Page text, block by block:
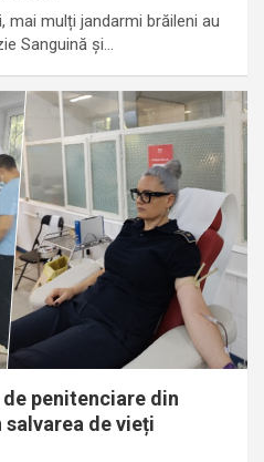
mulți jandarmi brăileni au
Sanguină și…
penitenciare din
de vieți